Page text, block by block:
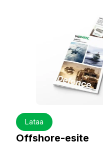
Lataa
Offshore-esite